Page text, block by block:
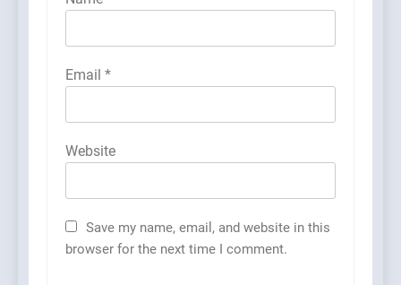
Email *
Website
Save my name, email, and website in this
browser for the next time I comment.